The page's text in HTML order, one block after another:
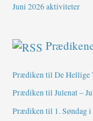
Juni 2026 aktiviteter
Prædiken til De Hellige
Prædiken til Julenat –
Prædiken til 1. Søndag